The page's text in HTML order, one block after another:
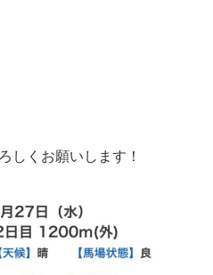
しくお願いします！